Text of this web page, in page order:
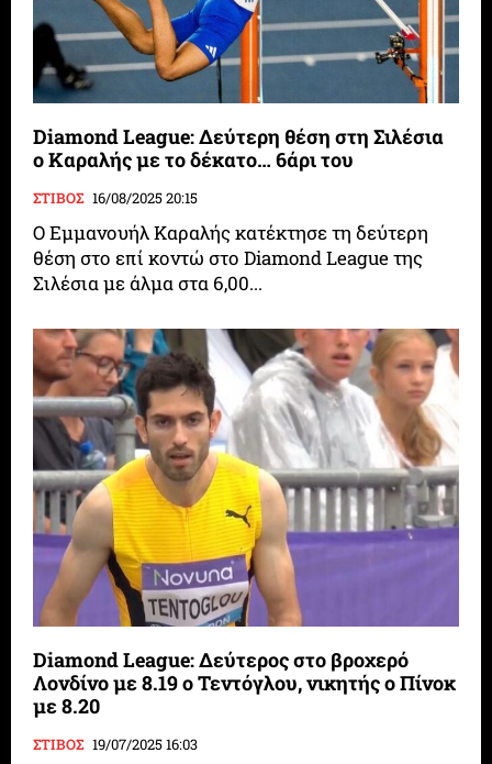
Diamond League: Δεύτερη θέση στη Σιλέσια
ο Καραλής με το δέκατο… 6άρι του
ΣΤΙΒΟΣ 16/08/2025 20:15
Ο Εμμανουήλ Καραλής κατέκτησε τη δεύτερη
θέση στο επί κοντώ στο Diamond League της
Σιλέσια με άλμα στα 6,00...
Diamond League: Δεύτερος στο βροχερό
Λονδίνο με 8.19 ο Τεντόγλου, νικητής ο Πίνοκ
με 8.20
ΣΤΙΒΟΣ 19/07/2025 16:03